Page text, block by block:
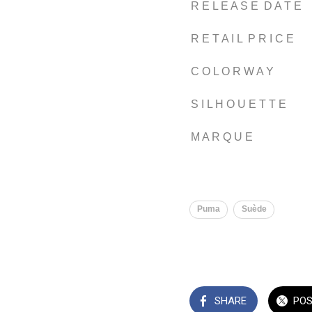
R E L E A S E D A T E
R E T A I L P R I C E
C O L O R W A Y
S I L H O U E T T E
M A R Q U E
Puma Suède
SHARE